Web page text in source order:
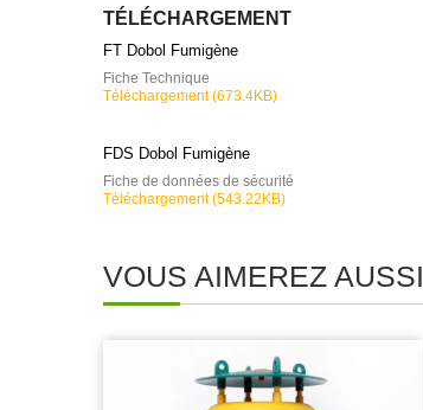
TÉLÉCHARGEMENT
FT Dobol Fumigène
Fiche Technique
Téléchargement (673.4KB)
FDS Dobol Fumigène
Fiche de données de sécurité
Téléchargement (543.22KB)
VOUS AIMEREZ AUSSI